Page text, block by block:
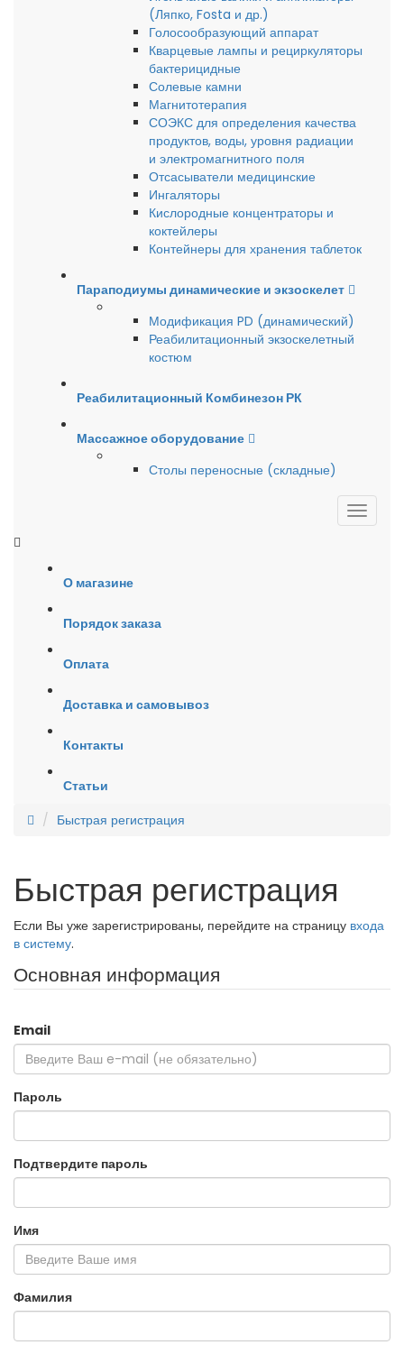
(Ляпко, Fosta и др.)
Голосообразующий аппарат
Кварцевые лампы и рециркуляторы
бактерицидные
Солевые камни
Магнитотерапия
СОЭКС для определения качества
продуктов, воды, уровня радиации
и электромагнитного поля
Отсасыватели медицинские
Ингаляторы
Кислородные концентраторы и
коктейлеры
Контейнеры для хранения таблеток
Параподиумы динамические и экзоскелет
Модификация PD (динамический)
Реабилитационный экзоскелетный
костюм
Реабилитационный Комбинезон РК
Массажное оборудование
Столы переносные (складные)
О магазине
Порядок заказа
Оплата
Доставка и самовывоз
Контакты
Статьи
Быстрая регистрация
Быстрая регистрация
Если Вы уже зарегистрированы, перейдите на страницу входа
в систему.
Основная информация
Email
Пароль
Подтвердите пароль
Имя
Фамилия